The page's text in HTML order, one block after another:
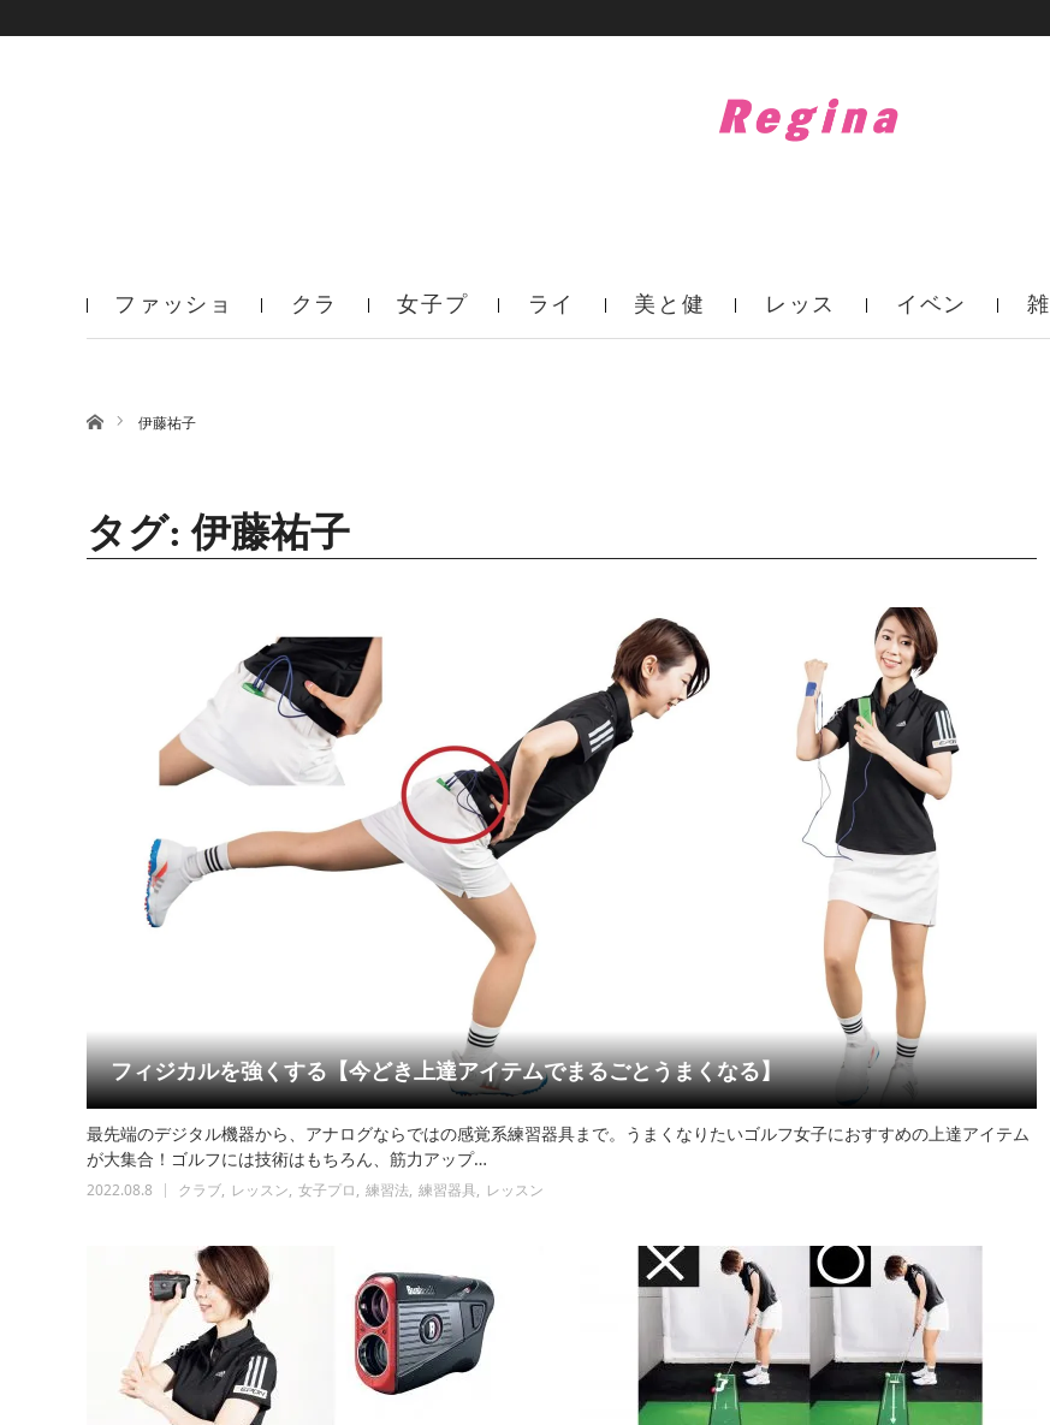
ファッショ クラ 女子プ ライ 美と健 レッス イベン 雑
ホーム伊藤祐子
タグ: 伊藤祐子
フィジカルを強くする【今どき上達アイテムでまるごとうまくなる】
最先端のデジタル機器から、アナログならではの感覚系練習器具まで。うまくなりたいゴルフ女子におすすめの上達アイテム
が大集合！ゴルフには技術はもちろん、筋力アップ…
2022.08.8 クラブ レッスン 女子プロ 練習法 練習器具 レッスン